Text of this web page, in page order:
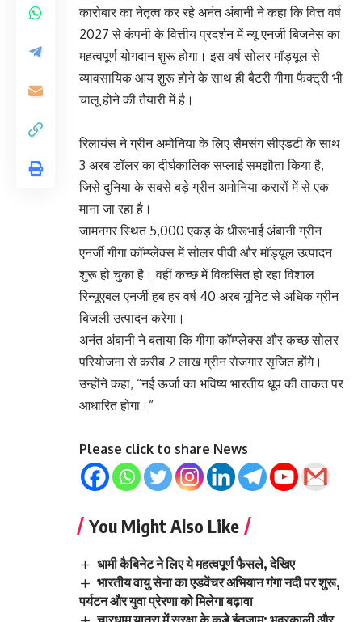
कारोबार का नेतृत्व कर रहे अनंत अंबानी ने कहा कि वित्त वर्ष
2027 से कंपनी के वित्तीय प्रदर्शन में न्यू एनर्जी बिजनेस का
महत्वपूर्ण योगदान शुरू होगा। इस वर्ष सोलर मॉड्यूल से
व्यावसायिक आय शुरू होने के साथ ही बैटरी गीगा फैक्ट्री भी
चालू होने की तैयारी में है।
रिलायंस ने ग्रीन अमोनिया के लिए सैमसंग सीएंडटी के साथ
3 अरब डॉलर का दीर्घकालिक सप्लाई समझौता किया है,
जिसे दुनिया के सबसे बड़े ग्रीन अमोनिया करारों में से एक
माना जा रहा है।
जामनगर स्थित 5,000 एकड़ के धीरूभाई अंबानी ग्रीन
एनर्जी गीगा कॉम्प्लेक्स में सोलर पीवी और मॉड्यूल उत्पादन
शुरू हो चुका है। वहीं कच्छ में विकसित हो रहा विशाल
रिन्यूएबल एनर्जी हब हर वर्ष 40 अरब यूनिट से अधिक ग्रीन
बिजली उत्पादन करेगा।
अनंत अंबानी ने बताया कि गीगा कॉम्प्लेक्स और कच्छ सोलर
परियोजना से करीब 2 लाख ग्रीन रोजगार सृजित होंगे।
उन्होंने कहा, “नई ऊर्जा का भविष्य भारतीय धूप की ताकत पर
आधारित होगा।”
Please click to share News
You Might Also Like
धामी कैबिनेट ने लिए ये महत्वपूर्ण फैसले, देखिए
भारतीय वायु सेना का एडवेंचर अभियान गंगा नदी पर शुरू,
पर्यटन और युवा प्रेरणा को मिलेगा बढ़ावा